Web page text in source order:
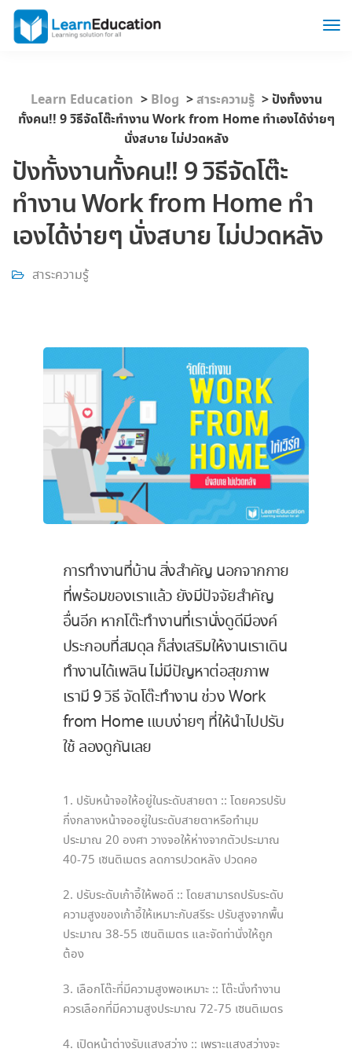
Learn Education > Blog >สาระความรู้ > ปังทั้งงาน
ทั้งคน!! 9 วิธีจัดโต๊ะทำงาน Work from Home ทำเองได้ง่ายๆ
นั่งสบาย ไม่ปวดหลัง
ปังทั้งงานทั้งคน!! 9 วิธีจัดโต๊ะ
ทำงาน Work from Home ทำ
เองได้ง่ายๆ นั่งสบาย ไม่ปวดหลัง
สาระความรู้
การทำงานที่บ้าน สิ่งสำคัญ นอกจากกาย
ที่พร้อมของเราแล้ว ยังมีปัจจัยสำคัญ
อื่นอีก หากโต๊ะทำงานที่เรานั่งดูดีมีองค์
ประกอบที่สมดุล ก็ส่งเสริมให้งานเราเดิน
ทำงานได้เพลิน ไม่มีปัญหาต่อสุขภาพ
เรามี 9 วิธี จัดโต๊ะทำงาน ช่วง Work
from Home แบบง่ายๆ ที่ให้นำไปปรับ
ใช้ ลองดูกันเลย
1. ปรับหน้าจอให้อยู่ในระดับสายตา :: โดยควรปรับ
กึ่งกลางหน้าจออยู่ในระดับสายตาหรือทำมุม
ประมาณ 20 องศา วางจอให้ห่างจากตัวประมาณ
40-75 เซนติเมตร ลดการปวดหลัง ปวดคอ
2. ปรับระดับเก้าอี้ให้พอดี :: โดยสามารถปรับระดับ
ความสูงของเก้าอี้ให้เหมาะกับสรีระ ปรับสูงจากพื้น
ประมาณ 38-55 เซนติเมตร และจัดท่านั่งให้ถูก
ต้อง
3. เลือกโต๊ะที่มีความสูงพอเหมาะ :: โต๊ะนั่งทำงาน
ควรเลือกที่มีความสูงประมาณ 72-75 เซนติเมตร
4. เปิดหน้าต่างรับแสงสว่าง :: เพราะแสงสว่างจะ